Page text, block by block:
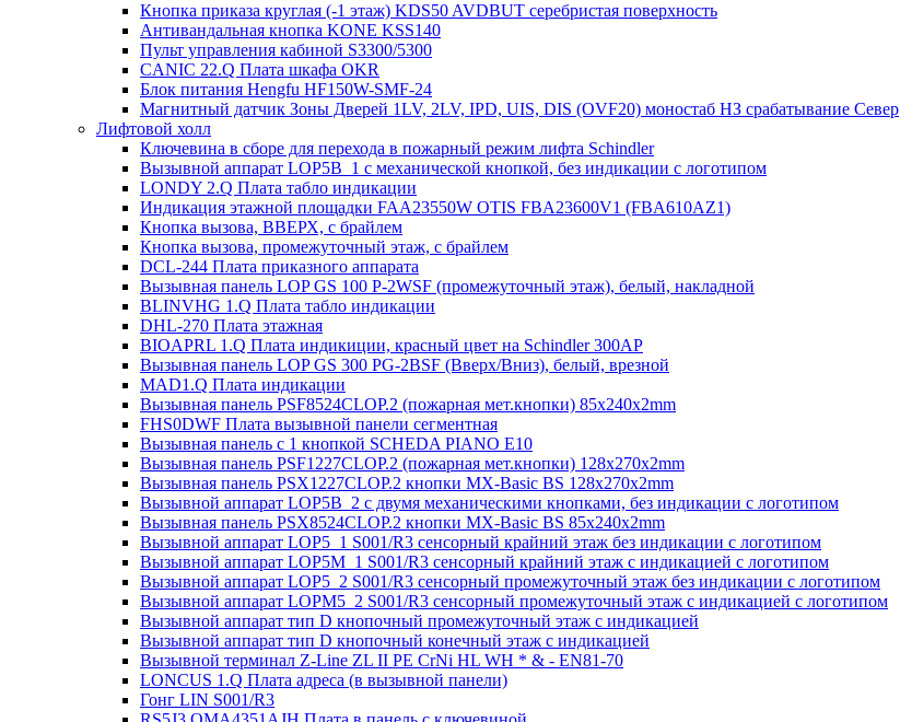
Кнопка приказа круглая (-1 этаж) KDS50 AVDBUT серебристая поверхность
Антивандальная кнопка KONE KSS140
Пульт управления кабиной S3300/5300
CANIC 22.Q Плата шкафа OKR
Блок питания Hengfu HF150W-SMF-24
Магнитный датчик Зоны Дверей 1LV, 2LV, IPD, UIS, DIS (OVF20) моностаб НЗ срабатывание Cевер
Лифтовой холл
Ключевина в сборе для перехода в пожарный режим лифта Schindler
Вызывной аппарат LOP5B_1 с механической кнопкой, без индикации с логотипом
LONDY 2.Q Плата табло индикации
Индикация этажной площадки FAA23550W OTIS FBA23600V1 (FBA610AZ1)
Кнопка вызова, ВВЕРХ, с брайлем
Кнопка вызова, промежуточный этаж, с брайлем
DCL-244 Плата приказного аппарата
Вызывная панель LOP GS 100 P-2WSF (промежуточный этаж), белый, накладной
BLINVHG 1.Q Плата табло индикации
DHL-270 Плата этажная
BIOAPRL 1.Q Плата индикиции, красный цвет на Schindler 300AP
Вызывная панель LOP GS 300 PG-2BSF (Вверх/Вниз), белый, врезной
MAD1.Q Плата индикации
Вызывная панель PSF8524CLOP.2 (пожарная мет.кнопки) 85х240х2mm
FHS0DWF Плата вызывной панели сегментная
Вызывная панель с 1 кнопкой SCHEDA PIANO E10
Вызывная панель PSF1227CLOP.2 (пожарная мет.кнопки) 128х270х2mm
Вызывная панель PSX1227CLOP.2 кнопки MX-Basic BS 128х270х2mm
Вызывной аппарат LOP5B_2 с двумя механическими кнопками, без индикации с логотипом
Вызывная панель PSX8524CLOP.2 кнопки MX-Basic BS 85х240х2mm
Вызывной аппарат LOP5_1 S001/R3 сенсорный крайний этаж без индикации с логотипом
Вызывной аппарат LOP5M_1 S001/R3 сенсорный крайний этаж с индикацией с логотипом
Вызывной аппарат LOP5_2 S001/R3 сенсорный промежуточный этаж без индикации с логотипом
Вызывной аппарат LOPM5_2 S001/R3 сенсорный промежуточный этаж с индикацией с логотипом
Вызывной аппарат тип D кнопочный промежуточный этаж с индикацией
Вызывной аппарат тип D кнопочный конечный этаж с индикацией
Вызывной терминал Z-Line ZL II PE CrNi HL WH * & - EN81-70
LONCUS 1.Q Плата адреса (в вызывной панели)
Гонг LIN S001/R3